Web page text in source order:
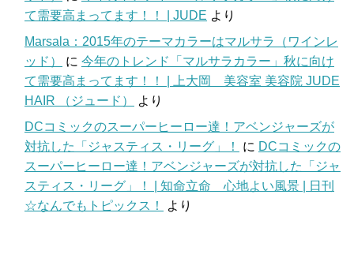
て需要高まってます！！ | JUDE より
Marsala：2015年のテーマカラーはマルサラ（ワインレ
ッド）
に 今年のトレンド「マルサラカラー」秋に向け
て需要高まってます！！ | 上大岡 美容室 美容院 JUDE
HAIR （ジュード）
より
DCコミックのスーパーヒーロー達！アベンジャーズが
対抗した「ジャスティス・リーグ」！
に DCコミックの
スーパーヒーロー達！アベンジャーズが対抗した「ジャ
スティス・リーグ」！ | 知命立命 心地よい風景 | 日刊
☆なんでもトピックス！
より